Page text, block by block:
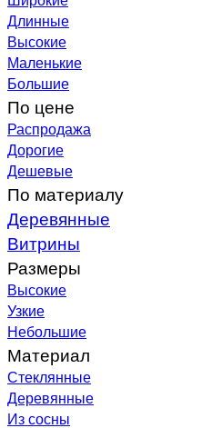
Длинные
Высокие
Маленькие
Большие
По цене
Распродажа
Дорогие
Дешевые
По материалу
Деревянные
Витрины
Размеры
Высокие
Узкие
Небольшие
Материал
Стеклянные
Деревянные
Из сосны